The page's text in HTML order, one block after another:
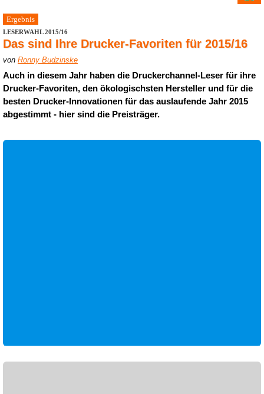
Ergebnis
LESERWAHL 2015/16
Das sind Ihre Drucker-Favoriten für 2015/16
von Ronny Budzinske
Auch in diesem Jahr haben die Druckerchannel-Leser für ihre
Drucker-Favoriten, den ökologischsten Hersteller und für die
besten Drucker-Innovationen für das auslaufende Jahr 2015
abgestimmt - hier sind die Preisträger.